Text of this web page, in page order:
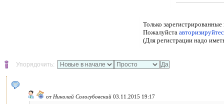
Только
Пожалуйста
(Для регистрации надо
Упорядочить:
от Николай Сологубовский 03.11.2015 19:17